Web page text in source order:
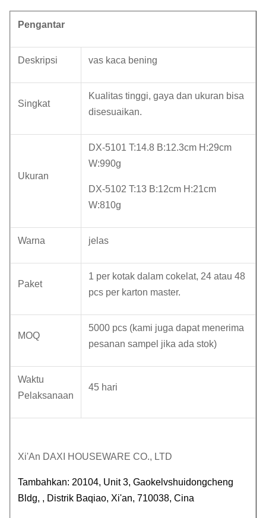
Pengantar
Deskripsi vas kaca bening
Singkat
Kualitas tinggi, gaya dan ukuran bisa
disesuaikan.
Ukuran
DX-5101 T:14.8 B:12.3cm H:29cm
W:990g
DX-5102 T:13 B:12cm H:21cm
W:810g
Warna jelas
Paket
1 per kotak dalam cokelat, 24 atau 48
pcs per karton master.
MOQ
5000 pcs (kami juga dapat menerima
pesanan sampel jika ada stok)
Waktu
Pelaksanaan
45 hari
Xi'An DAXI HOUSEWARE CO., LTD
Tambahkan: 20104, Unit 3, Gaokelvshuidongcheng
Bldg, , Distrik Baqiao, Xi'an, 710038, Cina